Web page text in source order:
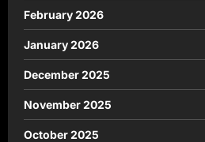
February 2026
January 2026
December 2025
November 2025
October 2025